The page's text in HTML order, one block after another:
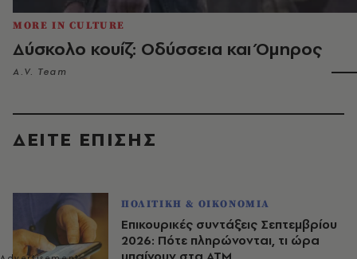
MORE IN CULTURE
Δύσκολο κουίζ: Οδύσσεια και Όμηρος
A.V. Team
ΔΕΙΤΕ ΕΠΙΣΗΣ
ΠΟΛΙΤΙΚΗ & ΟΙΚΟΝΟΜΙΑ
Επικουρικές συντάξεις Σεπτεμβρίου
2026: Πότε πληρώνονται, τι ώρα